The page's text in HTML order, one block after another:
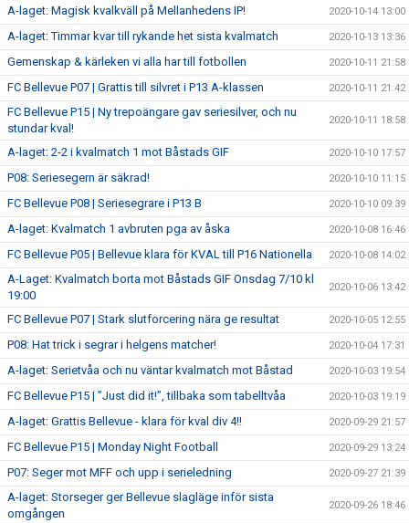
A-laget: Magisk kvalkväll på Mellanhedens IP! 2020-10-14 13:00
A-laget: Timmar kvar till rykande het sista kvalmatch 2020-10-13 13:36
Gemenskap & kärleken vi alla har till fotbollen 2020-10-11 21:58
FC Bellevue P07 | Grattis till silvret i P13 A-klassen 2020-10-11 21:42
FC Bellevue P15 | Ny trepoängare gav seriesilver, och nu
stundar kval!
2020-10-11 18:58
A-laget: 2-2 i kvalmatch 1 mot Båstads GIF 2020-10-10 17:57
P08: Seriesegern är säkrad! 2020-10-10 11:15
FC Bellevue P08 | Seriesegrare i P13 B 2020-10-10 09:39
A-laget: Kvalmatch 1 avbruten pga av åska 2020-10-08 16:46
FC Bellevue P05 | Bellevue klara för KVAL till P16 Nationella 2020-10-08 14:02
A-Laget: Kvalmatch borta mot Båstads GIF Onsdag 7/10 kl
19:00
2020-10-06 13:42
FC Bellevue P07 | Stark slutforcering nära ge resultat 2020-10-05 12:55
P08: Hat trick i segrar i helgens matcher! 2020-10-04 17:31
A-laget: Serietvåa och nu väntar kvalmatch mot Båstad 2020-10-03 19:54
FC Bellevue P15 | ”Just did it!”, tillbaka som tabelltvåa 2020-10-03 19:19
A-laget: Grattis Bellevue - klara för kval div 4!! 2020-09-29 21:57
FC Bellevue P15 | Monday Night Football 2020-09-29 13:24
P07: Seger mot MFF och upp i serieledning 2020-09-27 21:39
A-laget: Storseger ger Bellevue slagläge inför sista
omgången
2020-09-26 18:46